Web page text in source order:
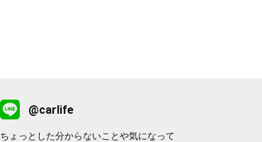
@carlife
ちょっとした分からないことや気になって